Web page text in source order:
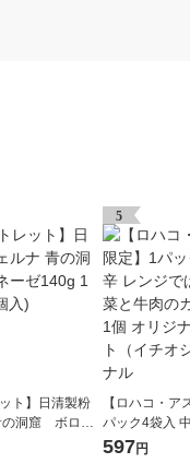
ト】日清製粉
の洞窟 ボロネ
ット(2個入)
5
【ロハコ・ア
パック4袋入
ぱぱっと野菜
597円